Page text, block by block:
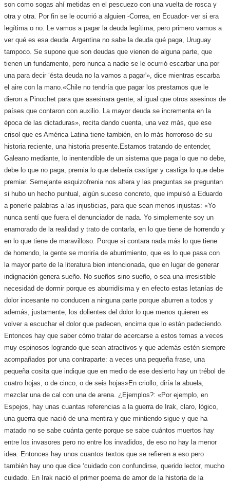
son como sogas ahí metidas en el pescuezo con una vuelta de rosca y
otra y otra. Por fin se le ocurrió a alguien -Correa, en Ecuador- ver si era
legítima o no. Le vamos a pagar la deuda legítima, pero primero vamos a
ver qué es esa deuda. Argentina no sabe la deuda qué paga, Uruguay
tampoco. Se supone que son deudas que vienen de alguna parte, que
tienen un fundamento, pero nunca a nadie se le ocurrió escarbar una por
una para decir ‘ésta deuda no la vamos a pagar'», dice mientras escarba
el aire con la mano.«Chile no tendría que pagar los prestamos que le
dieron a Pinochet para que asesinara gente, al igual que otros asesinos de
países que contaron con auxilio. La mayor deuda se incrementa en la
época de las dictaduras», recita dando cuenta, una vez más, que ese
crisol que es América Latina tiene también, en lo más horroroso de su
historia reciente, una historia presente. Estamos tratando de entender,
Galeano mediante, lo inentendible de un sistema que paga lo que no debe,
debe lo que no paga, premia lo que debería castigar y castiga lo que debe
premiar. Semejante esquizofrenia nos altera y las preguntas se preguntan
si hubo un hecho puntual, algún suceso concreto, que impulsó a Eduardo
a ponerle palabras a las injusticias, para que sean menos injustas: «Yo
nunca sentí que fuera el denunciador de nada. Yo simplemente soy un
enamorado de la realidad y trato de contarla, en lo que tiene de horrendo y
en lo que tiene de maravilloso. Porque si contara nada más lo que tiene
de horrendo, la gente se moriría de aburrimiento, que es lo que pasa con
la mayor parte de la literatura bien intencionada, que en lugar de generar
indignación genera sueño. No sueños sino sueño, o sea una irresistible
necesidad de dormir porque es aburridísima y en efecto estas letanías de
dolor incesante no conducen a ninguna parte porque aburren a todos y
además, justamente, los dolientes del dolor lo que menos quieren es
volver a escuchar el dolor que padecen, encima que lo están padeciendo.
Entonces hay que saber cómo tratar de acercarse a estos temas a veces
muy espinosos logrando que sean atractivos y que además estén siempre
acompañados por una contraparte: a veces una pequeña frase, una
pequeña cosita que indique que en medio de ese desierto hay un trébol de
cuatro hojas, o de cinco, o de seis hojas»En criollo, diría la abuela,
mezclar una de cal con una de arena. ¿Ejemplos?: «Por ejemplo, en
Espejos, hay unas cuantas referencias a la guerra de Irak, claro, lógico,
una guerra que nació de una mentira y que mintiendo sigue y que ha
matado no se sabe cuánta gente porque se sabe cuántos muertos hay
entre los invasores pero no entre los invadidos, de eso no hay la menor
idea. Entonces hay unos cuantos textos que se refieren a eso pero
también hay uno que dice ‘cuidado con confundirse, querido lector, mucho
cuidado. En Irak nació el primer poema de amor de la historia de la